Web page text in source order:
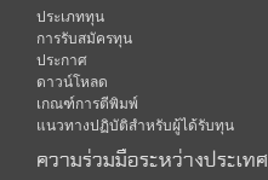
ประเภททุน
การรับสมัครทุน
ประกาศ
ดาวน์โหลด
เกณฑ์การตีพิมพ์
แนวทางปฏิบัติสำหรับผู้ได้รับทุน
ความร่วมมือระหว่างประเทศ